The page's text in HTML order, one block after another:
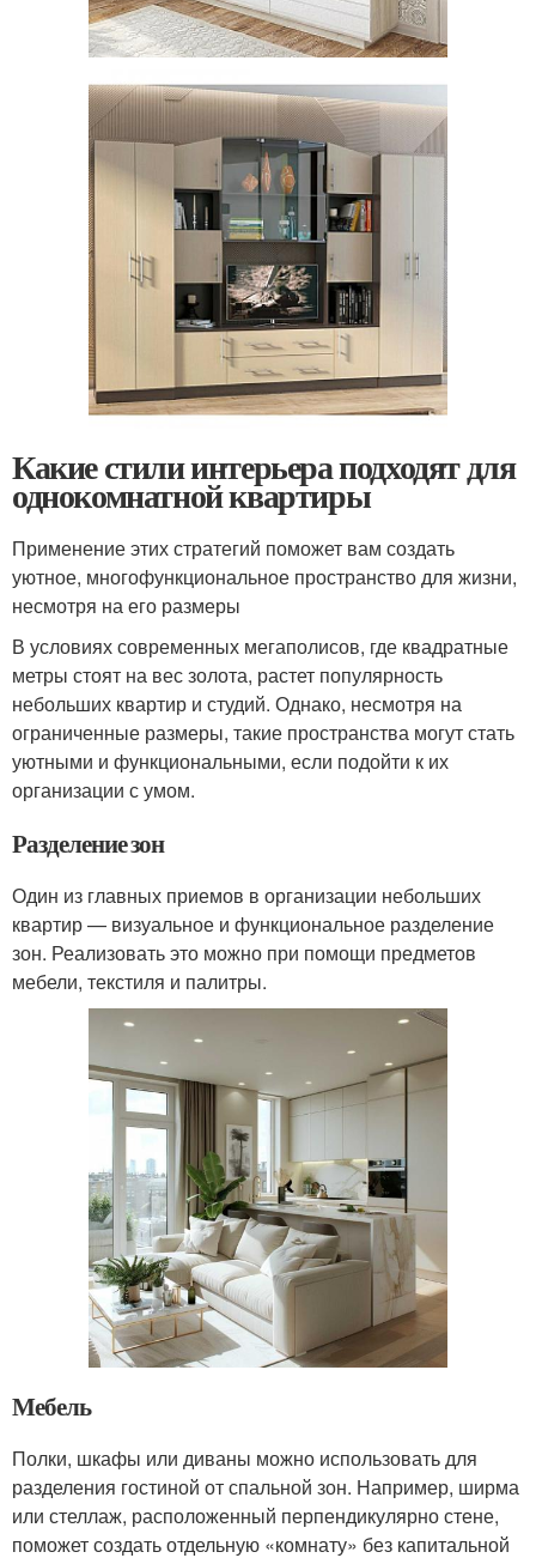
Какие стили интерьера подходят для
однокомнатной квартиры
Применение этих стратегий поможет вам создать
уютное, многофункциональное пространство для жизни,
несмотря на его размеры
В условиях современных мегаполисов, где квадратные
метры стоят на вес золота, растет популярность
небольших квартир и студий. Однако, несмотря на
ограниченные размеры, такие пространства могут стать
уютными и функциональными, если подойти к их
организации с умом.
Разделение зон
Один из главных приемов в организации небольших
квартир — визуальное и функциональное разделение
зон. Реализовать это можно при помощи предметов
мебели, текстиля и палитры.
Мебель
Полки, шкафы или диваны можно использовать для
разделения гостиной от спальной зон. Например, ширма
или стеллаж, расположенный перпендикулярно стене,
поможет создать отдельную «комнату» без капитальной